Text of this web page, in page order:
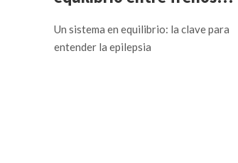
Un sistema en equilibrio: la clave para
entender la epilepsia